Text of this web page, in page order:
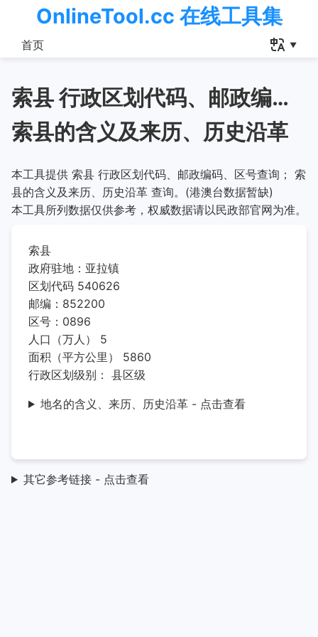
OnlineTool.cc 在线工具集
首页
索县 行政区划代码、邮政编码、区号查询
索县的含义及来历、历史沿革
本工具提供 索县 行政区划代码、邮政编码、区号查询； 索
县的含义及来历、历史沿革 查询。(港澳台数据暂缺)
本工具所列数据仅供参考，权威数据请以民政部官网为准。
索县
政府驻地：亚拉镇
区划代码 540626
邮编：852200
区号：0896
人口（万人） 5
面积（平方公里） 5860
行政区划级别： 县区级
地名的含义、来历、历史沿革 - 点击查看
其它参考链接 - 点击查看